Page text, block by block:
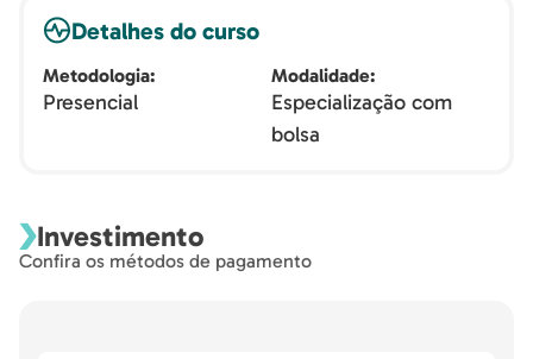
Detalhes do curso
Metodologia
Presencial
Modalidade
Especialização com
bolsa
Investimento
Confira os métodos de pagamento